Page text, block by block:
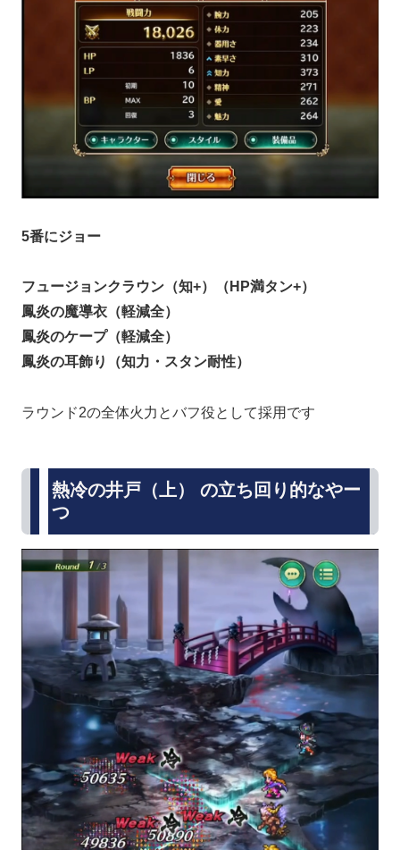
5番にジョー
フュージョンクラウン（知+）（HP満タン+）
鳳炎の魔導衣（軽減全）
鳳炎のケープ（軽減全）
鳳炎の耳飾り（知力・スタン耐性）
ラウンド2の全体火力とバフ役として採用です
熱冷の井戸（上） の立ち回り的なやー
つ